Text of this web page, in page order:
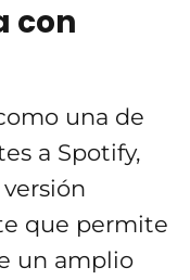
con
una de
a Spotify,
que permite
un amplio